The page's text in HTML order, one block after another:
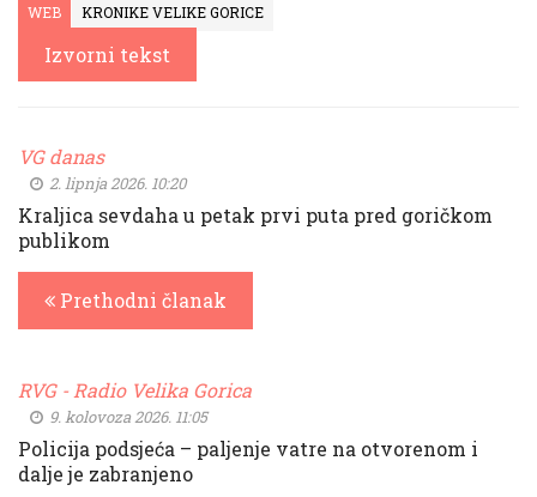
WEB KRONIKE VELIKE GORICE
Izvorni tekst
VG danas
2. lipnja 2026. 10:20
Kraljica sevdaha u petak prvi puta pred goričkom
publikom
Prethodni članak
RVG - Radio Velika Gorica
9. kolovoza 2026. 11:05
Policija podsjeća – paljenje vatre na otvorenom i
dalje je zabranjeno